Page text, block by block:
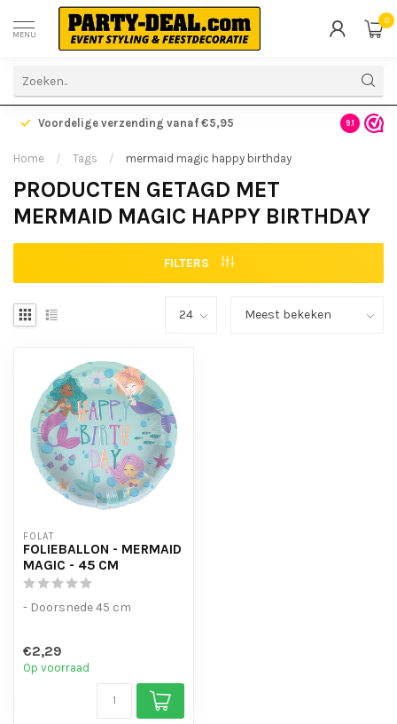
MENU
0
Voordelige verzending vanaf €5,95 Gratis
9.1
Home / Tags / mermaid magic happy birthday
PRODUCTEN GETAGD MET
MERMAID MAGIC HAPPY BIRTHDAY
FILTERS
FOLAT
FOLIEBALLON - MERMAID
MAGIC - 45 CM
- Doorsnede 45 cm
€2,29
Op voorraad